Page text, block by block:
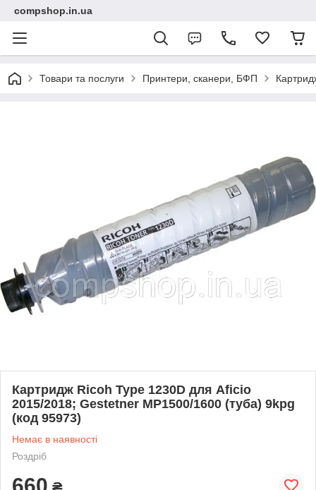
compshop.in.ua
Товари та послуги Принтери, сканери, БФП
Картридж Ricoh Type 1230D для Aficio
2015/2018; Gestetner MP1500/1600 (туба) 9kpg
(код 95973)
Немає в наявності
Роздріб
660